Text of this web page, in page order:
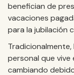
benefician de
vacaciones
para la jubilación
personal que
cambiando